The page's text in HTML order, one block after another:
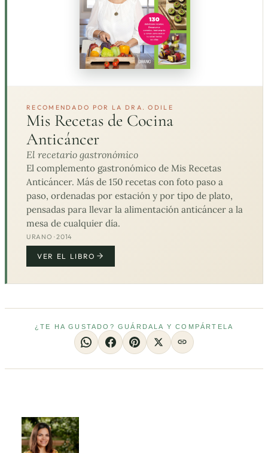
RECOMENDADO POR LA DRA. ODILE
Mis Recetas de Cocina
Anticáncer
El recetario gastronómico
El complemento gastronómico de Mis Recetas
Anticáncer. Más de 150 recetas con foto paso a
paso, ordenadas por estación y por tipo de plato,
pensadas para llevar la alimentación anticáncer a la
mesa de cualquier día.
URANO · 2014
VER EL LIBRO
¿TE HA GUSTADO? GUÁRDALA Y COMPÁRTELA